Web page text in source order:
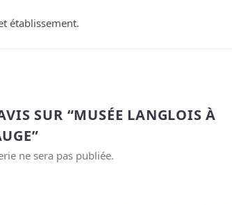
établissement.
SUR “MUSÉE LANGLOIS À
ne sera pas publiée.